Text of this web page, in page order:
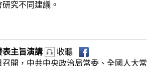
究不同建議。
主旨演講
收聽
開，中共中央政治局常委、全國人大常